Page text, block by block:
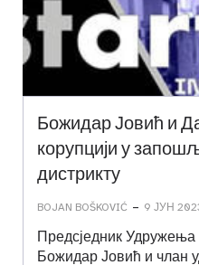
Божидар Јовић и
корупцији у
дистрикту
BOJAN BOŠKOVIĆ - 9 ЈУН
Предсједник
Божидар Јовић и члан